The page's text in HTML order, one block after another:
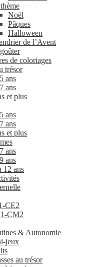
Noël
Pâques
Halloween
de l’Avent
de coloriages
trésor
ans
ans
et plus
ans
ans
et plus
ans
ans
12 ans
CE2
CM2
& Autonomie
jeux
au trésor